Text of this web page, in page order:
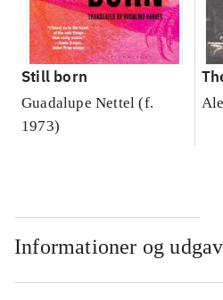
Still born
Guadalupe Nettel (f.
1973)
Informationer og